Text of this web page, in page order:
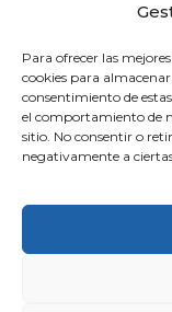
Para ofrecer las
cookies para
consentimiento de
el comportamiento de
sitio. No consentir o
negativamente a